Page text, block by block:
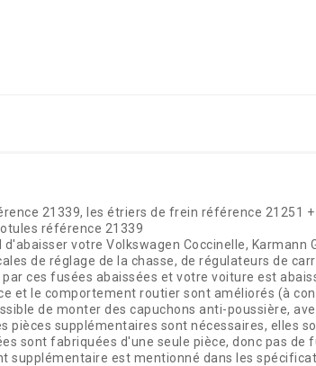
21339, les étriers de frein référence 21251
référence 21339
votre Volkswagen Coccinelle,
de réglage de la chasse, de régulateurs de
ces fusées abaissées et votre voiture est
et le comportement routier sont améliorés (à
de monter des capuchons anti-poussière,
pièces supplémentaires sont nécessaires, elles
sont fabriquées d'une seule pièce, donc pas
supplémentaire est mentionné dans les